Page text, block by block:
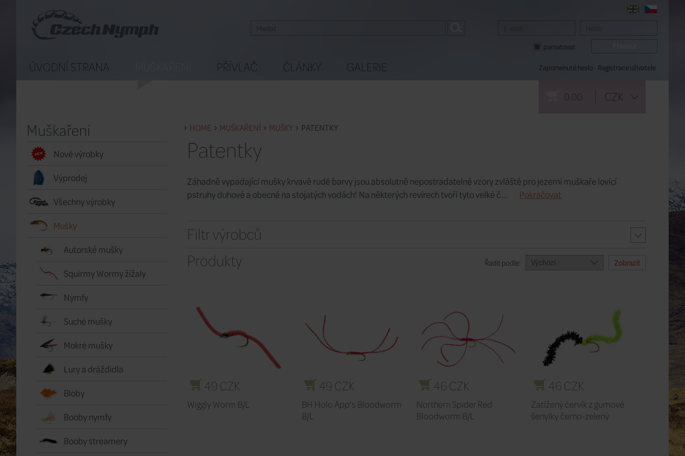
pamatovat
Zapomenuté heslo Registrace uživatele
0,00 CZK
ÚVODNÍ STRANA PŘÍVLAČ ČLÁNKY GALERIE
Muškaření
Nové výrobky
Výprodej
Všechny výrobky
Mušky
Autorské mušky
Squirmy Wormy žížaly
Nymfy
Suché mušky
Mokré mušky
Lury a dráždidla
Bloby
Booby nymfy
Booby streamery
HOME MUŠKAŘENÍ MUŠKY PATENTKY
Patentky
Záhadně vypadající mušky krvavě rudé barvy jsou absolutně nepostradatelné vzory zvláště pro jezerní muškaře lovící
pstruhy duhové a obecné na stojatých vodách! Na některých revírech tvoří tyto velké č ...
Pokračovat
Filtr výrobců
Produkty
Řadit podle: Výchozí
49 CZK
Wiggly Worm B/L
49 CZK
BH Holo App's Bloodworm
B/L
46 CZK
Northern Spider Red
Bloodworm B/L
46 CZK
Zatížený červík z gumové
šenylky černo-zelený